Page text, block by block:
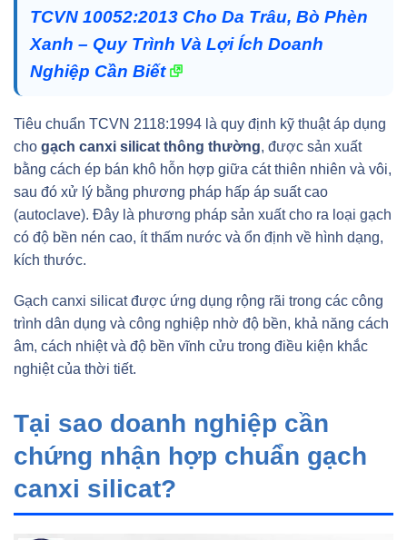
TCVN 10052:2013 Cho Da Trâu, Bò Phèn
Xanh – Quy Trình Và Lợi Ích Doanh
Nghiệp Cần Biết
Tiêu chuẩn TCVN 2118:1994 là quy định kỹ thuật áp dụng
cho gạch canxi silicat thông thường, được sản xuất
bằng cách ép bán khô hỗn hợp giữa cát thiên nhiên và vôi,
sau đó xử lý bằng phương pháp hấp áp suất cao
(autoclave). Đây là phương pháp sản xuất cho ra loại gạch
có độ bền nén cao, ít thấm nước và ổn định về hình dạng,
kích thước.
Gạch canxi silicat được ứng dụng rộng rãi trong các công
trình dân dụng và công nghiệp nhờ độ bền, khả năng cách
âm, cách nhiệt và độ bền vĩnh cửu trong điều kiện khắc
nghiệt của thời tiết.
Tại sao doanh nghiệp cần
chứng nhận hợp chuẩn gạch
canxi silicat?